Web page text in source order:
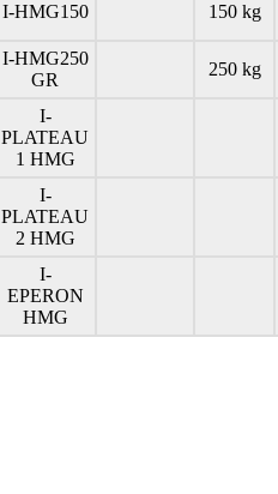
I-HMG150 150 kg
I-HMG250
GR
250 kg
I-
PLATEAU
1 HMG
I-
PLATEAU
2 HMG
I-
EPERON
HMG